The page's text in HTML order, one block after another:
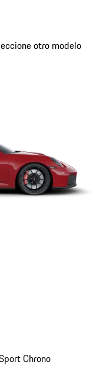
otro modelo
Chrono